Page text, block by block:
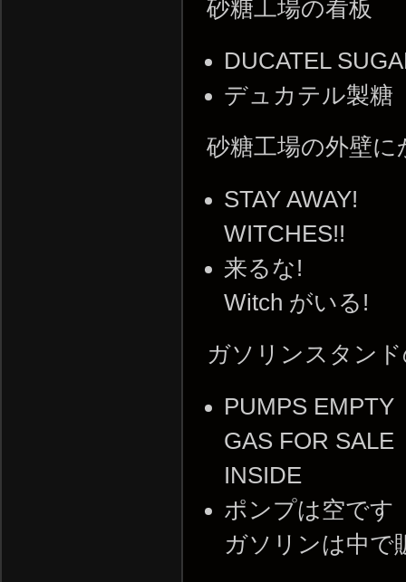
砂糖工場の看板
DUCATEL
デュカテル製糖
砂糖工場の外壁
STAY AWAY!
WITCHES!!
来るな!
Witch がいる!
ガソリンスタン
PUMPS EMPTY
GAS FOR SALE
INSIDE
ポンプは空です
ガソリンは中で